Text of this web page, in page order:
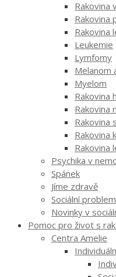
Rakovina
Rakovina
Rakovina
Leukemie
Lymfomy
Melanom
Myelom
Rakovina
Rakovina
Rakovina
Rakovina
Rakovina
Psychika v
Spánek
Jíme zdravě
Sociální
Novinky v
Pomoc pro život s
Centra Amelie